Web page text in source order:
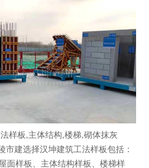
样板,主体结构,楼梯,砌体抹灰
市建选择汉坤建筑工法样板包括：
面样板、主体结构样板、楼梯样